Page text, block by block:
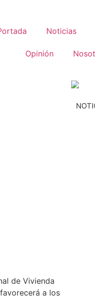
Noticias
Opinión
de Vivienda
a los